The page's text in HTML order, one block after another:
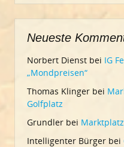
Neueste
Norbert Dienst bei IG
„Mondpreisen“
Thomas Klinger bei
Golfplatz
Grundler bei
Intelligenter Bürger bei